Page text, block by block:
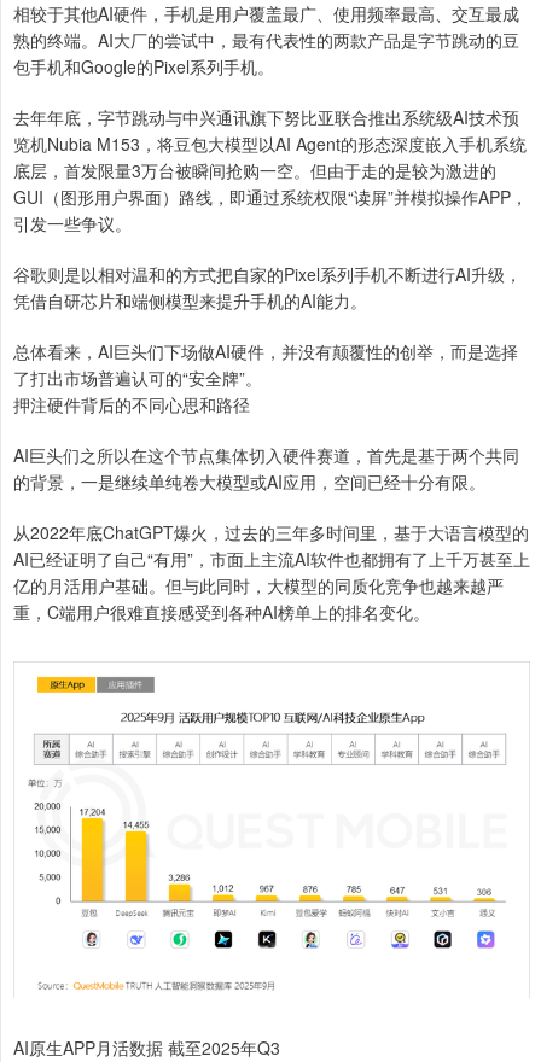
相较于其他AI硬件，手机是用户覆盖最广、使用频率最高、交互最成
熟的终端。AI大厂的尝试中，最有代表性的两款产品是字节跳动的豆
包手机和Google的Pixel系列手机。
去年年底，字节跳动与中兴通讯旗下努比亚联合推出系统级AI技术预
览机Nubia M153，将豆包大模型以AI Agent的形态深度嵌入手机系统
底层，首发限量3万台被瞬间抢购一空。但由于走的是较为激进的
GUI（图形用户界面）路线，即通过系统权限“读屏”并模拟操作APP，
引发一些争议。
谷歌则是以相对温和的方式把自家的Pixel系列手机不断进行AI升级，
凭借自研芯片和端侧模型来提升手机的AI能力。
总体看来，AI巨头们下场做AI硬件，并没有颠覆性的创举，而是选择
了打出市场普遍认可的“安全牌”。
押注硬件背后的不同心思和路径
AI巨头们之所以在这个节点集体切入硬件赛道，首先是基于两个共同
的背景，一是继续单纯卷大模型或AI应用，空间已经十分有限。
从2022年底ChatGPT爆火，过去的三年多时间里，基于大语言模型的
AI已经证明了自己“有用”，市面上主流AI软件也都拥有了上千万甚至上
亿的月活用户基础。但与此同时，大模型的同质化竞争也越来越严
重，C端用户很难直接感受到各种AI榜单上的排名变化。
AI原生APP月活数据 截至2025年Q3